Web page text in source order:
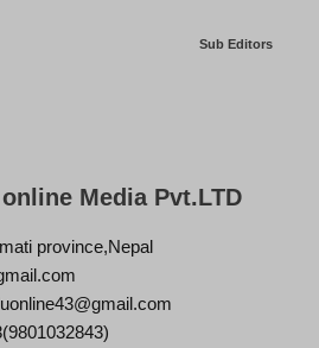
Sub Editors
Media Pvt.LTD
province,Nepal